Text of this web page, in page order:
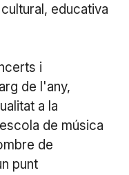
educativa
i
de l'any,
a la
de música
de
punt